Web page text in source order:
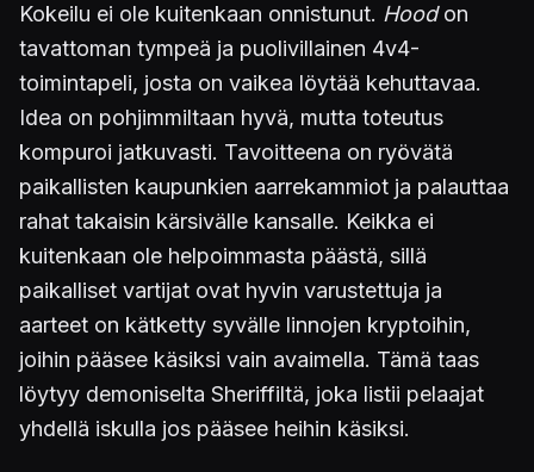
Kokeilu ei ole kuitenkaan onnistunut. Hoodon
tavattoman tympeä ja puolivillainen 4v4-
toimintapeli, josta on vaikea löytää kehuttavaa.
Idea on pohjimmiltaan hyvä, mutta toteutus
kompuroi jatkuvasti. Tavoitteena on ryövätä
paikallisten kaupunkien aarrekammiot ja palauttaa
rahat takaisin kärsivälle kansalle. Keikka ei
kuitenkaan ole helpoimmasta päästä, sillä
paikalliset vartijat ovat hyvin varustettuja ja
aarteet on kätketty syvälle linnojen kryptoihin,
joihin pääsee käsiksi vain avaimella. Tämä taas
löytyy demoniselta Sheriffiltä, joka listii pelaajat
yhdellä iskulla jos pääsee heihin käsiksi.